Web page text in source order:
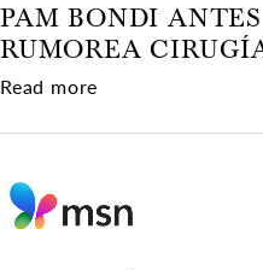
PAM BONDI ANTES
RUMOREA
Read more